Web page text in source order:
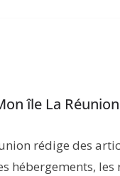
île La Réunion
rédige des
hébergements, les